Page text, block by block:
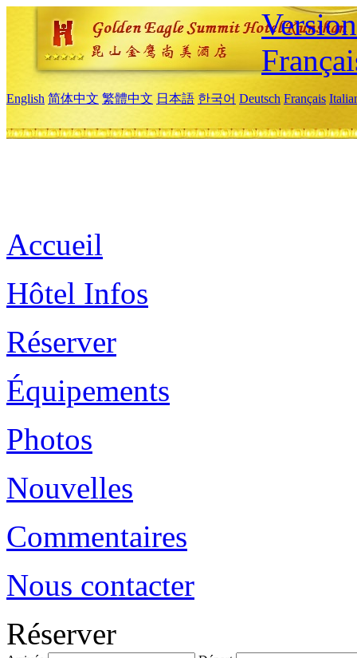
English 简体中文 繁體中文 日本語 한국어 Deutsch Français
Accueil
Hôtel Infos
Réserver
Équipements
Photos
Nouvelles
Commentaires
Nous contacter
Réserver